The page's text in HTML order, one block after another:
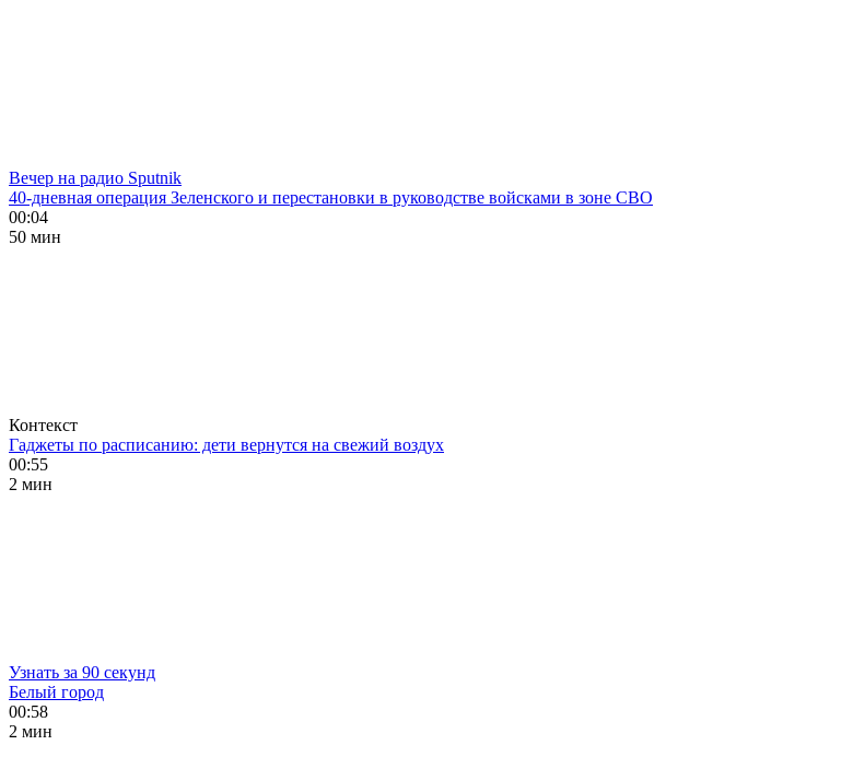
Вечер на радио Sputnik
40-дневная операция Зеленского и перестановки в руководстве войсками в зоне СВО
00:04
50 мин
Контекст
Гаджеты по расписанию: дети вернутся на свежий воздух
00:55
2 мин
Узнать за 90 секунд
Белый город
00:58
2 мин